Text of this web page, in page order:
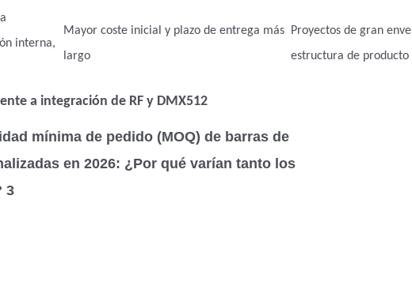
interna,
Mayor coste inicial y plazo de entrega más
largo
Proyectos de gran
estructura de producto
a integración de RF y DMX512